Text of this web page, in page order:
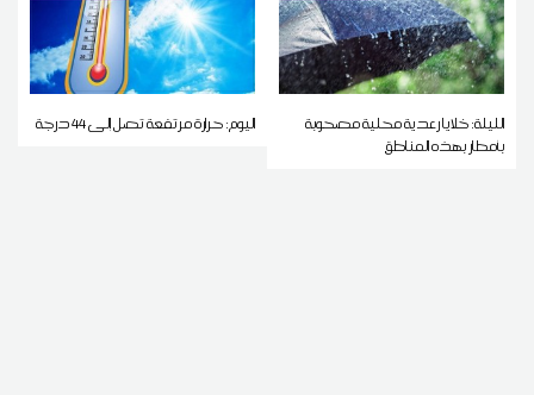
الليلة: خلايا رعدية محلية مصحوبة
بأمطار بهذه المناطق
اليوم: حرارة مرتفعة تصل إلى 44 درجة